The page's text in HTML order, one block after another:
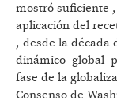
mostró suficiente
aplicación del
, desde la década
dinámico global
fase de la
Consenso de